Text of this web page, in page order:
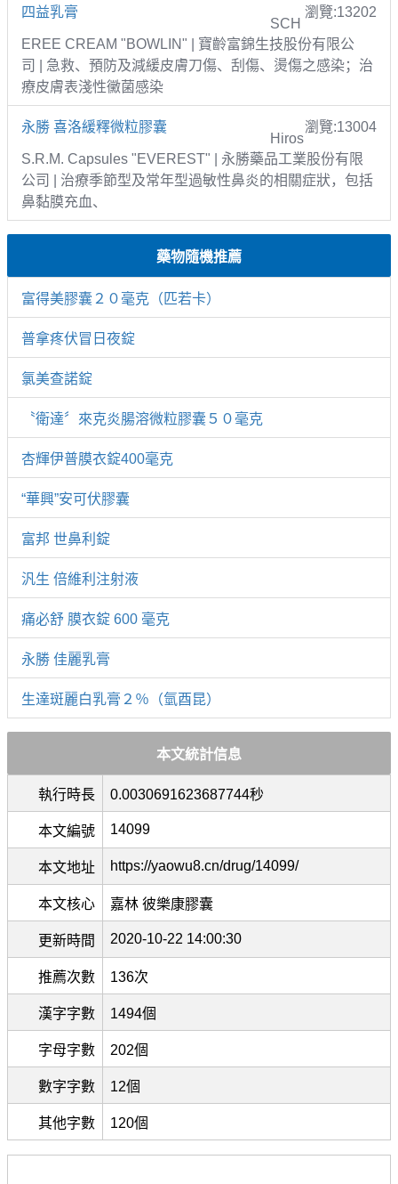
四益乳膏 瀏覽:13202
SCH
EREE CREAM "BOWLIN" | 寶齡富錦生技股份有限公
司 | 急救、預防及減緩皮膚刀傷、刮傷、燙傷之感染；治
療皮膚表淺性黴菌感染
永勝 喜洛緩釋微粒膠囊 瀏覽:13004
Hiros
S.R.M. Capsules "EVEREST" | 永勝藥品工業股份有限
公司 | 治療季節型及常年型過敏性鼻炎的相關症狀，包括
鼻黏膜充血、
藥物隨機推薦
富得美膠囊２０毫克（匹若卡）
普拿疼伏冒日夜錠
氯美查諾錠
〝衛達〞來克炎腸溶微粒膠囊５０毫克
杏輝伊普膜衣錠400毫克
“華興”安可伏膠囊
富邦 世鼻利錠
汎生 倍維利注射液
痛必舒 膜衣錠 600 毫克
永勝 佳麗乳膏
生達斑麗白乳膏２％（氫酉昆）
本文統計信息
執行時長 0.0030691623687744秒
本文編號 14099
本文地址 https://yaowu8.cn/drug/14099/
本文核心 嘉林 彼樂康膠囊
更新時間 2020-10-22 14:00:30
推薦次數 136次
漢字字數 1494個
字母字數 202個
數字字數 12個
其他字數 120個